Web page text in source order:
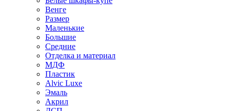
Венге
Размер
Маленькие
Большие
Средние
Отделка и материал
МДФ
Пластик
Alvic Luxe
Эмаль
Акрил